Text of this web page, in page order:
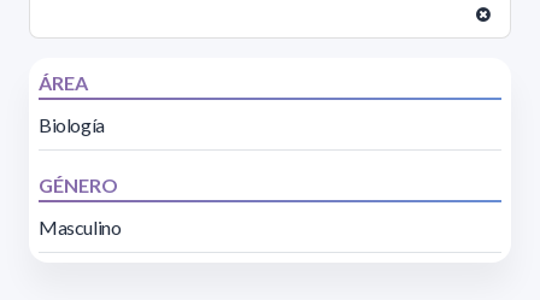
ÁREA
Biología
GÉNERO
Masculino